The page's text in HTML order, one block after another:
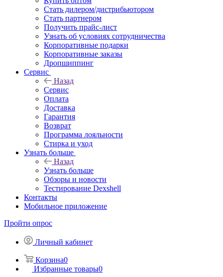
Стать дилером/дистрибьютором
Стать партнером
Получить прайс-лист
Узнать об условиях сотрудничества
Корпоративные подарки
Корпоративные заказы
Дропшиппинг
Сервис
Назад
Сервис
Оплата
Доставка
Гарантия
Возврат
Программа лояльности
Стирка и уход
Узнать больше
Назад
Узнать больше
Обзоры и новости
Тестирование Dexshell
Контакты
Мобильное приложение
Пройти опрос
Личный кабинет
Корзина0
Избранные товары0